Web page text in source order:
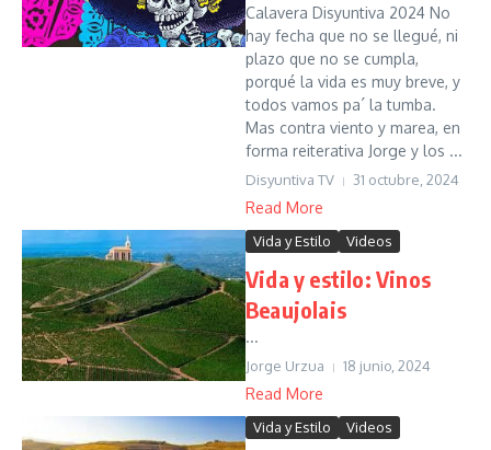
Calavera Disyuntiva 2024 No
hay fecha que no se llegué, ni
plazo que no se cumpla,
porqué la vida es muy breve, y
todos vamos pa´ la tumba.
Mas contra viento y marea, en
forma reiterativa Jorge y los ...
Disyuntiva TV 31 octubre, 2024
Read More
Vida y Estilo Videos
Vida y estilo: Vinos
Beaujolais
...
Jorge Urzua 18 junio, 2024
Read More
Vida y Estilo Videos